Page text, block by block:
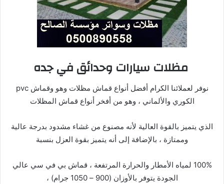
مظلات سيارات وحدائق في جده
نوفر لعملائنا الكرام أفضل أنواع قماش مظلات وهو وقماش pvc
الكوري والألماني ، وهو من أفخر أنواع قماش المظلات
الذي يتميز بالقوة العالية لأنه مصنوع من غشاء مشدود بدرجة عالية
وممتازة ، بالإضافة إلى أنه يتميز بقوة العزل بنسبة
100% لمياه الأمطار والحرارة المرتفعة ، قماش بي في سي عالي
الجودة يتوفر بالأوزان (900 – 1050 جرام) ،